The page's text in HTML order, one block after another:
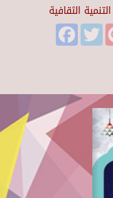
الثقافية